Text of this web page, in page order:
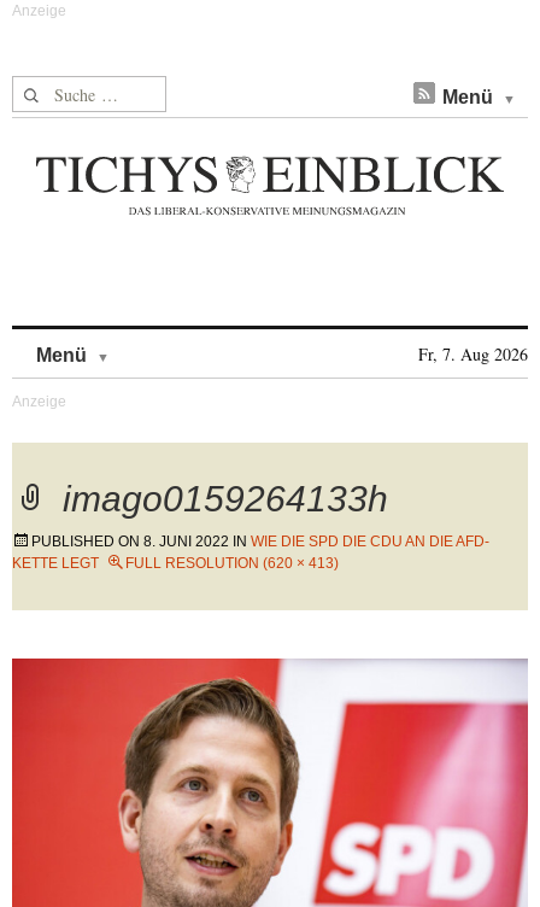
Suche nach: Menü
Menü Fr, 7. Aug 2026
imago0159264133h
PUBLISHED ON 8. JUNI 2022 IN WIE DIE SPD DIE CDU AN DIE AFD-
KETTE LEGT
FULL RESOLUTION (620 × 413)